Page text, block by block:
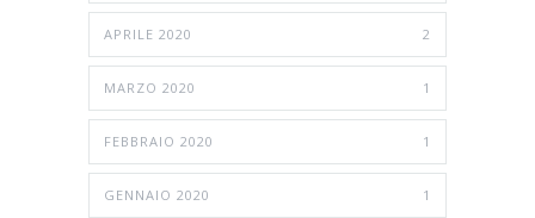
APRILE 2020 2
MARZO 2020 1
FEBBRAIO 2020 1
GENNAIO 2020 1